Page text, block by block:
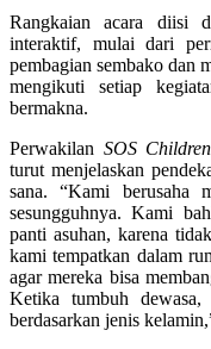
Rangkaian acara diisi
interaktif, mulai dari
pembagian sembako dan
mengikuti setiap
bermakna.
Perwakilan SOS
turut menjelaskan
sana. “Kami berusaha
sesungguhnya. Kami
panti asuhan, karena
kami tempatkan dalam
agar mereka bisa
Ketika tumbuh
berdasarkan jenis